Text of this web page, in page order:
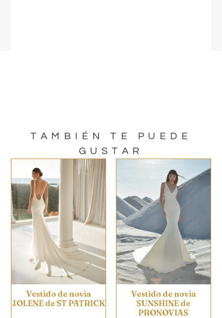
TAMBIÉN TE PUEDE
GUSTAR
Vestido de novia
JOLENE de ST PATRICK
Vestido de novia
SUNSHINE de
PRONOVIAS